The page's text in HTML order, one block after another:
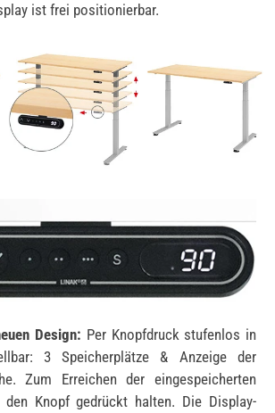
ist frei positionierbar.
Design: Per Knopfdruck stufenlos in
3 Speicherplätze & Anzeige der
Zum Erreichen der eingespeicherten
Knopf gedrückt halten. Die Display-